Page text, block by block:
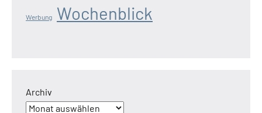
Werbung Wochenblick
Archiv